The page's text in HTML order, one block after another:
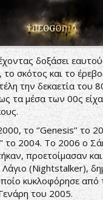
δοξάσει
το σκότος και το
την δεκαετία του
τα μέσα των 00ς
το ‘’Genesis’’ το
το 2004. Το 2006 ο
προετοίμασαν
(Nightstalker),
κυκλοφόρησε
του 2005.